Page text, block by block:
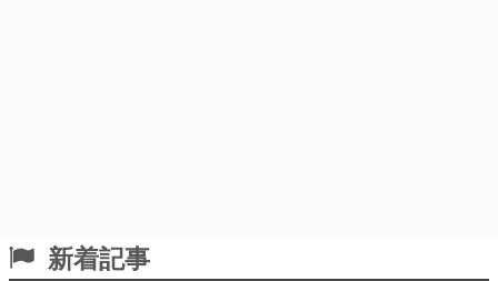
新着記事